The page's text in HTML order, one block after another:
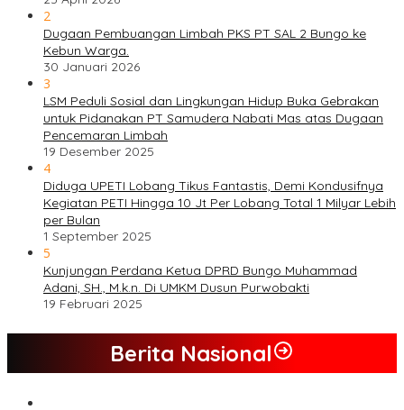
2
Dugaan Pembuangan Limbah PKS PT SAL 2 Bungo ke
Kebun Warga.
30 Januari 2026
3
LSM Peduli Sosial dan Lingkungan Hidup Buka Gebrakan
untuk Pidanakan PT Samudera Nabati Mas atas Dugaan
Pencemaran Limbah
19 Desember 2025
4
Diduga UPETI Lobang Tikus Fantastis, Demi Kondusifnya
Kegiatan PETI Hingga 10 Jt Per Lobang Total 1 Milyar Lebih
per Bulan
1 September 2025
5
Kunjungan Perdana Ketua DPRD Bungo Muhammad
Adani, SH., M.k.n. Di UMKM Dusun Purwobakti
19 Februari 2025
Berita Nasional